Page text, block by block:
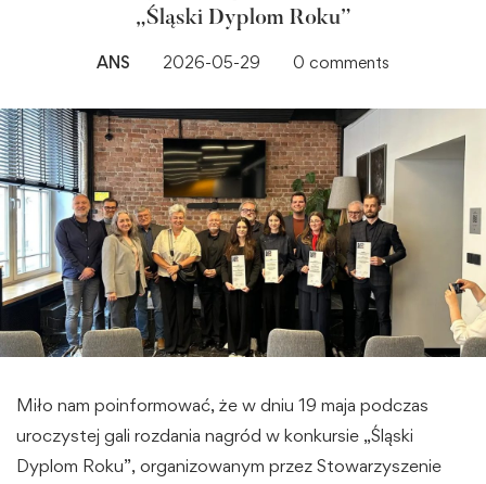
„Śląski Dyplom Roku”
ANS 2026-05-29 0 comments
Miło nam poinformować, że w dniu 19 maja podczas
uroczystej gali rozdania nagród w konkursie „Śląski
Dyplom Roku”, organizowanym przez Stowarzyszenie